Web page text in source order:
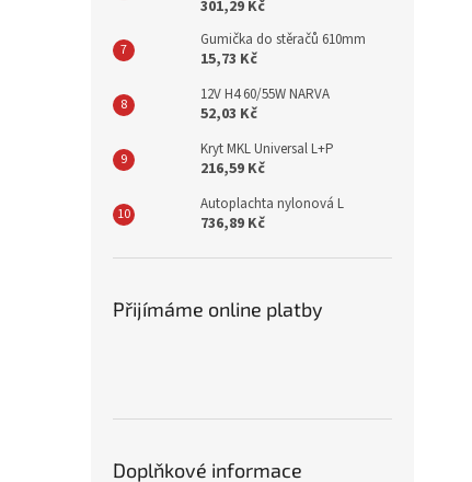
301,29 Kč
Gumička do stěračů 610mm
15,73 Kč
12V H4 60/55W NARVA
52,03 Kč
Kryt MKL Universal L+P
216,59 Kč
Autoplachta nylonová L
736,89 Kč
Přijímáme online platby
Doplňkové informace